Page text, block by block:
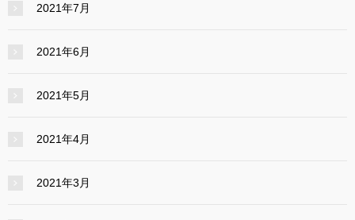
2021年7月
2021年6月
2021年5月
2021年4月
2021年3月